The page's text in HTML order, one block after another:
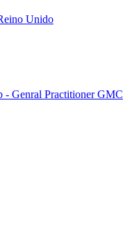
Unido
- Genral Practitioner GMC